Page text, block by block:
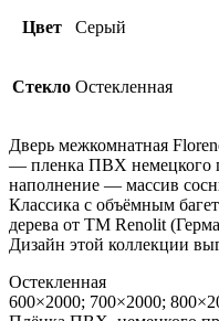
Цвет Серый
Стекло Остекленная
Дверь межкомнатная
— пленка ПВХ немецкого
наполнение — массив
Классика с объёмным
дерева от ТМ Renolit
Дизайн этой коллекции
Остекленная
600×2000; 700×2000;